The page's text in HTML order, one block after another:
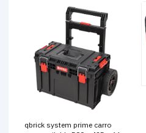
qbrick system prime carro